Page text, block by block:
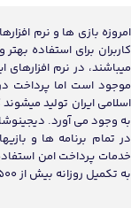
امروزه بازی ها و نرم
کاربران برای استفاده بهتر
میباشند، در نرم افزارهای
موجود است اما پرداخت
اسلامی ایران تولید
به وجود می آورد.
در تمام برنامه ها و
خدمات پرداخت امن
به تکمیل روزانه بیش از 500 سفارشات کاربران ایرانی میباشد.